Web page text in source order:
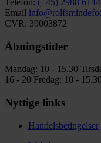
Email
CVR: 39003872
Åbningstider
Mandag: 10 - 15.30
16 - 20 Fredag: 10 -
Nyttige links
Handelsbetingelser